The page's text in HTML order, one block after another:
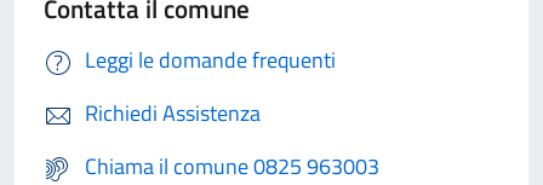
Contatta il comune
Leggi le domande frequenti
Richiedi Assistenza
Chiama il comune 0825 963003